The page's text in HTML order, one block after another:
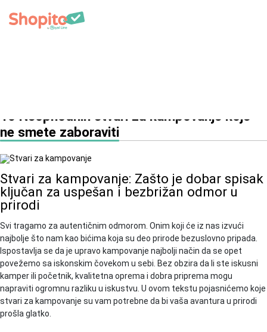
10 Neophodnih stvari za kampovanje koje
ne smete zaboraviti
Stvari za kampovanje: Zašto je dobar spisak
ključan za uspešan i bezbrižan odmor u
prirodi
Svi tragamo za autentičnim odmorom. Onim koji će iz nas izvući
najbolje što nam kao bićima koja su deo prirode bezuslovno pripada.
Ispostavlja se da je upravo kampovanje najbolji način da se opet
povežemo sa iskonskim čovekom u sebi. Bez obzira da li ste iskusni
kamper ili početnik, kvalitetna oprema i dobra priprema mogu
napraviti ogromnu razliku u iskustvu. U ovom tekstu pojasnićemo koje
stvari za kampovanje su vam potrebne da bi vaša avantura u prirodi
prošla glatko.